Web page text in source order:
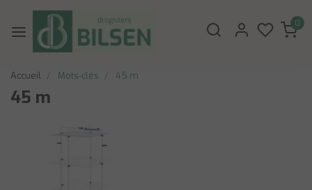
0
Accueil Mots-clés 45 m
45 m